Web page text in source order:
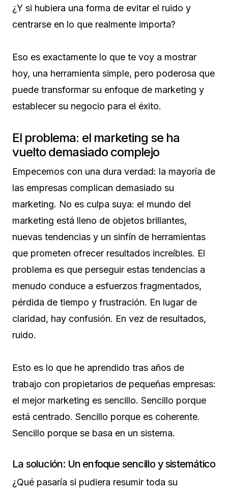
¿Y si hubiera una forma de evitar el ruido y
centrarse en lo que realmente importa?
Eso es exactamente lo que te voy a mostrar
hoy, una herramienta simple, pero poderosa que
puede transformar su enfoque de marketing y
establecer su negocio para el éxito.
El problema: el marketing se ha
vuelto demasiado complejo
Empecemos con una dura verdad: la mayoría de
las empresas complican demasiado su
marketing. No es culpa suya: el mundo del
marketing está lleno de objetos brillantes,
nuevas tendencias y un sinfín de herramientas
que prometen ofrecer resultados increíbles. El
problema es que perseguir estas tendencias a
menudo conduce a esfuerzos fragmentados,
pérdida de tiempo y frustración. En lugar de
claridad, hay confusión. En vez de resultados,
ruido.
Esto es lo que he aprendido tras años de
trabajo con propietarios de pequeñas empresas:
el mejor marketing es sencillo. Sencillo porque
está centrado. Sencillo porque es coherente.
Sencillo porque se basa en un sistema.
La solución: Un enfoque sencillo y sistemático
¿Qué pasaría si pudiera resumir toda su